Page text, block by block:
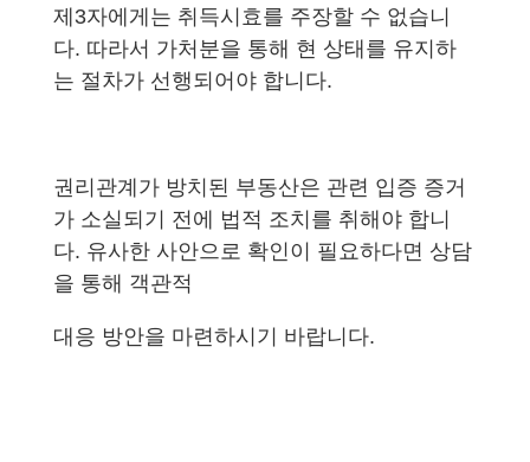
제3자에게는 취득시효를 주장할 수 없습니
다. 따라서 가처분을 통해 현 상태를 유지하
는 절차가 선행되어야 합니다.
권리관계가 방치된 부동산은 관련 입증 증거
가 소실되기 전에 법적 조치를 취해야 합니
다. 유사한 사안으로 확인이 필요하다면 상담
을 통해 객관적
대응 방안을 마련하시기 바랍니다.